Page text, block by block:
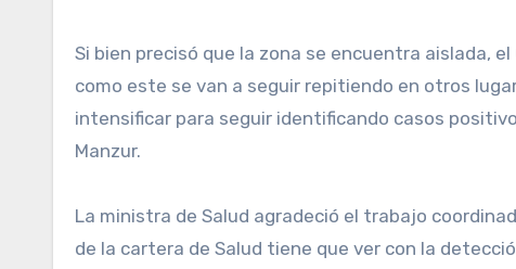
Si bien precisó que la zona se encuentra aislada,
como este se van a seguir repitiendo en otros
intensificar para seguir identificando casos
Manzur.
La ministra de Salud agradeció el trabajo
de la cartera de Salud tiene que ver con la